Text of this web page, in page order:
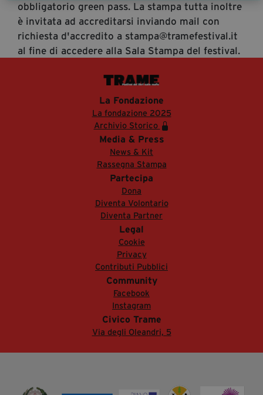
obbligatorio green pass. La stampa tutta inoltre
è invitata ad accreditarsi inviando mail con
richiesta d'accredito a stampa@tramefestival.it
al fine di accedere alla Sala Stampa del festival.
La Fondazione
La fondazione 2025
Archivio Storico
Media & Press
News & Kit
Rassegna Stampa
Partecipa
Dona
Diventa Volontario
Diventa Partner
Legal
Cookie
Privacy
Contributi Pubblici
Community
Facebook
Instagram
Civico Trame
Via degli Oleandri, 5